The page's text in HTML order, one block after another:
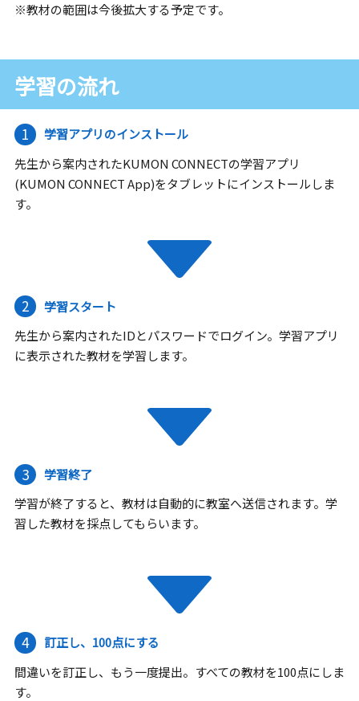
※教材の範囲は今後拡大する予定です。
学習の流れ
1
学習アプリのインストール
先生から案内されたKUMON CONNECTの学習アプリ
(KUMON CONNECT App)をタブレットにインストールしま
す。
2
学習スタート
先生から案内されたIDとパスワードでログイン。学習アプリ
に表示された教材を学習します。
3
学習終了
学習が終了すると、教材は自動的に教室へ送信されます。学
習した教材を採点してもらいます。
4
訂正し、100点にする
間違いを訂正し、もう一度提出。すべての教材を100点にしま
す。